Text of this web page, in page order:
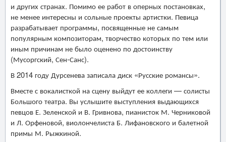
и других странах. Помимо ее работ в оперных постановках,
не менее интересны и сольные проекты артистки. Певица
разрабатывает программы, посвященные не самым
популярным композиторам, творчество которых по тем или
иным причинам не было оценено по достоинству
(Мусоргский, Сен-Санс).
В 2014 году Дурсенева записала диск «Русские романсы».
Вместе с вокалисткой на сцену выйдут ее коллеги — солисты
Большого театра. Вы услышите выступления выдающихся
певцов Е. Зеленской и В. Гривнова, пианисток М. Черниковой
и Л. Орфеновой, виолончелиста Б. Лифановского и балетной
примы М. Рыжкиной.